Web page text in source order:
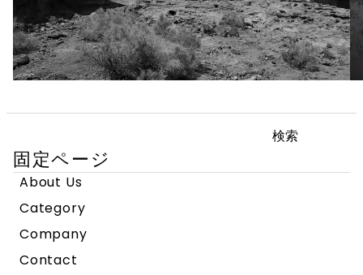
索:
固定ページ
About Us
Category
Company
Contact